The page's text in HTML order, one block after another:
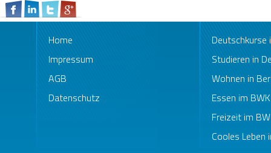
Home
Impressum
AGB
Datenschutz
Deutschkurse
Studieren in
Wohnen in
Essen im
Freizeit im
Cooles Leben